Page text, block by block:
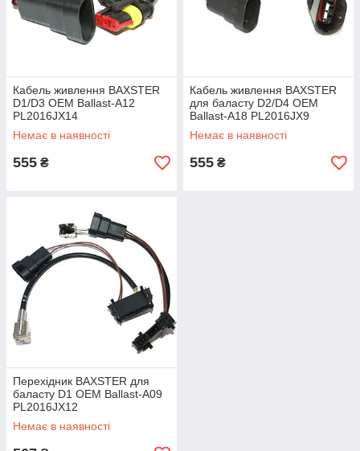
Кабель живлення BAXSTER
D1/D3 OEM Ballast-A12
PL2016JX14
Немає в наявності
555 ₴
Кабель живлення BAXSTER
для баласту D2/D4 OEM
Ballast-A18 PL2016JX9
Немає в наявності
555 ₴
Перехідник BAXSTER для
баласту D1 OEM Ballast-A09
PL2016JX12
Немає в наявності